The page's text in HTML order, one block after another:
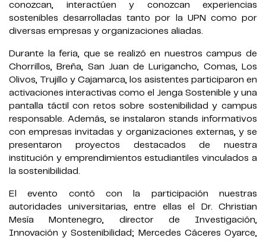
conozcan, interactúen y conozcan experiencias
sostenibles desarrolladas tanto por la UPN como por
diversas empresas y organizaciones aliadas.
Durante la feria, que se realizó en nuestros campus de
Chorrillos, Breña, San Juan de Lurigancho, Comas, Los
Olivos, Trujillo y Cajamarca, los asistentes participaron en
activaciones interactivas como el Jenga Sostenible y una
pantalla táctil con retos sobre sostenibilidad y campus
responsable. Además, se instalaron stands informativos
con empresas invitadas y organizaciones externas, y se
presentaron proyectos destacados de nuestra
institución y emprendimientos estudiantiles vinculados a
la sostenibilidad.
El evento contó con la participación nuestras
autoridades universitarias, entre ellas el Dr. Christian
Mesía Montenegro, director de Investigación,
Innovación y Sostenibilidad; Mercedes Cáceres Oyarce,